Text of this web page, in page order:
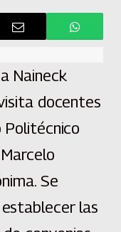
Naineck
docentes
Se
las